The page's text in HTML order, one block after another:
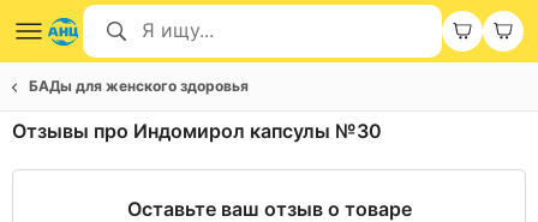
БАДы для женского здоровья
Отзывы про Индомирол капсулы №30
Оставьте ваш отзыв о товаре